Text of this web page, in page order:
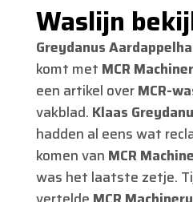
Waslijn
Greydanus
komt met MCR
een artikel overMCR-
vakblad. Klaas
hadden al eens wat
komen van MCR
was het laatste zetje.